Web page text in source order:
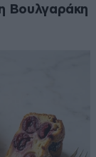
Βουλγαράκη